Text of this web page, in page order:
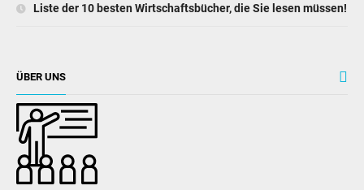
Liste der 10 besten Wirtschaftsbücher, die Sie lesen müssen!
ÜBER UNS